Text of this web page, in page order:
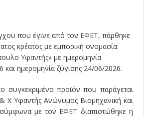
που έγινε από τον ΕΦΕΤ, πάρθηκε
κρέατος με εμπορική ονομασία:
Υφαντής» με ημερομηνία
ημερομηνία ζύγισης 24/06/2026.
συγκεκριμένο προϊόν που παράγεται
Χ Υφαντής Ανώνυμος Βιομηχανική και
σύμφωνα με τον ΕΦΕΤ διαπιστώθηκε η